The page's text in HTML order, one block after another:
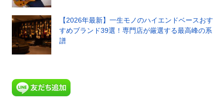
【2026年最新】一生モノのハイエンドベースおす
すめブランド39選！専門店が厳選する最高峰の系
譜